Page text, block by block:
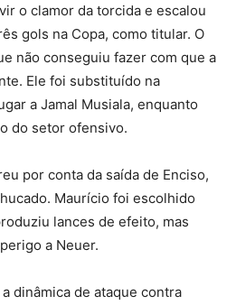
o clamor da torcida e escalou
gols na Copa, como titular. O
não conseguiu fazer com que a
Ele foi substituído na
a Jamal Musiala, enquanto
do setor ofensivo.
por conta da saída de Enciso,
Maurício foi escolhido
lances de efeito, mas
a Neuer.
dinâmica de ataque contra